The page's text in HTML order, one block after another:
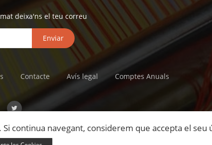
deixa'ns el teu correu
Enviar
Contacte Avís legal Comptes Anuals
continua navegant, considerem que accepta el seu